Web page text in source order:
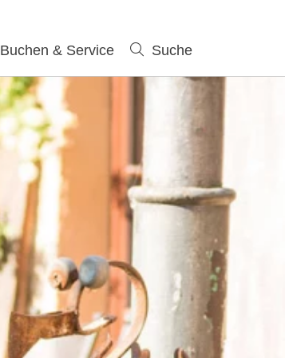
Suche
Buchen & Service Suche